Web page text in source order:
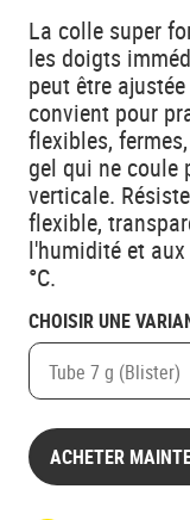
La colle super
les doigts
peut être
convient pour
flexibles,
gel qui ne coule
verticale.
flexible,
l'humidité et aux
°C.
CHOISIR UNE
Tube 7 g (Blister)
ACHETER